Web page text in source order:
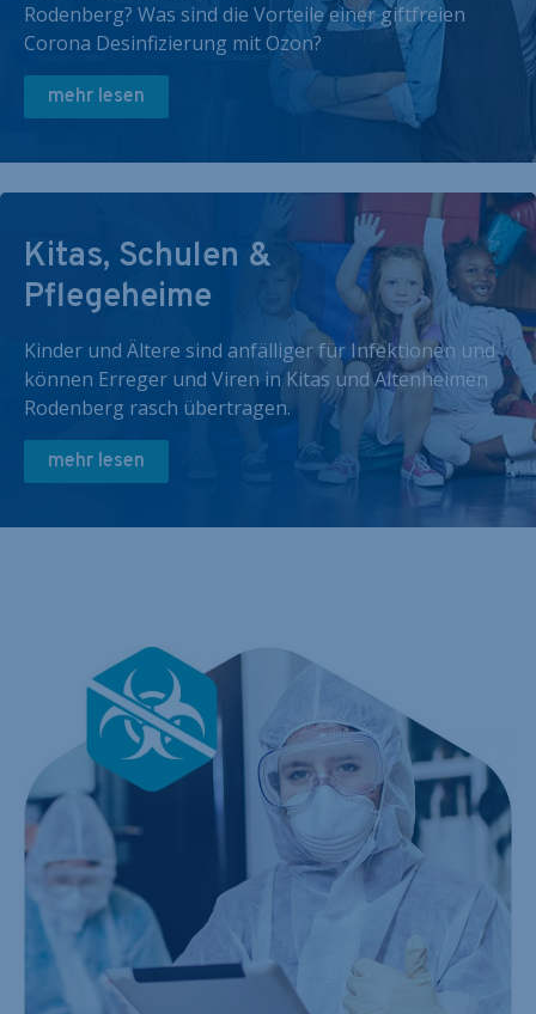
Rodenberg? Was sind die Vorteile einer giftfreien
Corona Desinfizierung mit Ozon?
mehr lesen
Kitas, Schulen &
Pflegeheime
Kinder und Ältere sind anfälliger für Infektionen und
können Erreger und Viren in Kitas und Altenheimen
Rodenberg rasch übertragen.
mehr lesen